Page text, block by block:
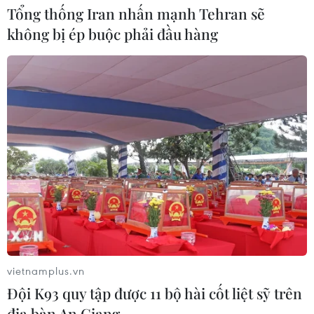
Đội Bồ Đào Nha xuất sắc giành ngôi
quán quân Lễ hội Pháo hoa Quốc tế
Đà Nẵng
11/07/2026 15:40
Mãn nhãn màn trình diễn
trong đêm chung kết Lễ hội Pháo
hoa Quốc tế Đà Nẵng
11/07/2026 15:23
Xem thêm
Tổng thống Iran nhấn mạnh Tehran sẽ
không bị ép buộc phải đầu hàng
vietnamplus.vn
Đội K93 quy tập được 11 bộ hài cốt liệt sỹ trên